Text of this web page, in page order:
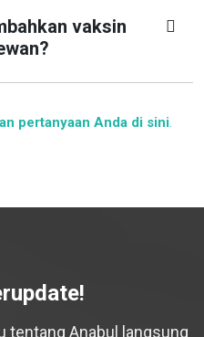
vaksin
pertanyaan Anda di sini.
tentang Anabul langsung